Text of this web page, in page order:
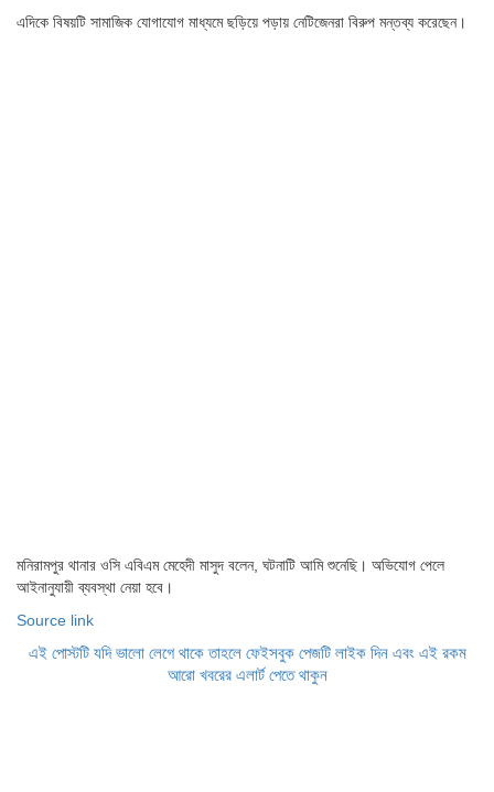
এদিকে বিষয়টি সামাজিক যোগাযোগ মাধ্যমে ছড়িয়ে পড়ায় নেটিজেনরা বিরুপ মন্তব্য করেছেন।
মনিরামপুর থানার ওসি এবিএম মেহেদী মাসুদ বলেন, ঘটনাটি আমি শুনেছি। অভিযোগ পেলে
আইনানুযায়ী ব্যবস্থা নেয়া হবে।
Source link
এই পোস্টটি যদি ভালো লেগে থাকে তাহলে ফেইসবুক পেজটি লাইক দিন এবং এই রকম
আরো খবরের এলার্ট পেতে থাকুন